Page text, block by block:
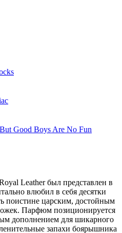
Good Boys Are No Fun
Leather был представлен в
влюбил в себя десятки
поистине царским, достойным
Парфюм позиционируется
дополнением для шикарного
запахи боярышника